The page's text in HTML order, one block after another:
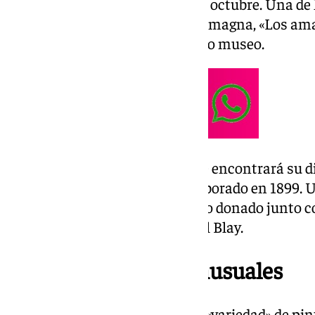
estudio preparatorio de su obra magna, «Los
expuesta en la sala 75 del mismo museo.
Acompañando a las pinturas se encontrará su
Academia de San Fernando, elaborado en
«sinceridad del arte», que ha sido donado
elaborado por el escultor Miguel Blay.
Las temáticas más inusuales